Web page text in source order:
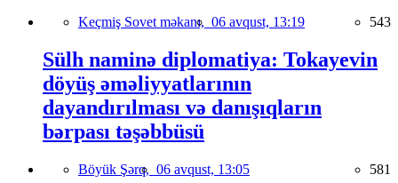
Keçmiş Sovet məkanı, 06 avqust, 13:19 543
Sülh naminə diplomatiya: Tokayevin
döyüş əməliyyatlarının
dayandırılması və danışıqların
bərpası təşəbbüsü
Böyük Şərq, 06 avqust, 13:05 581